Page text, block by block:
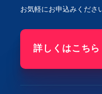
お気軽にお申込みくださ
詳しくはこちら